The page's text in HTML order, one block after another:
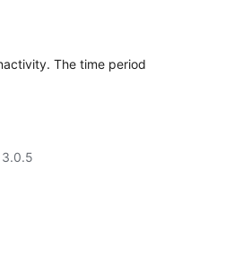
The time period